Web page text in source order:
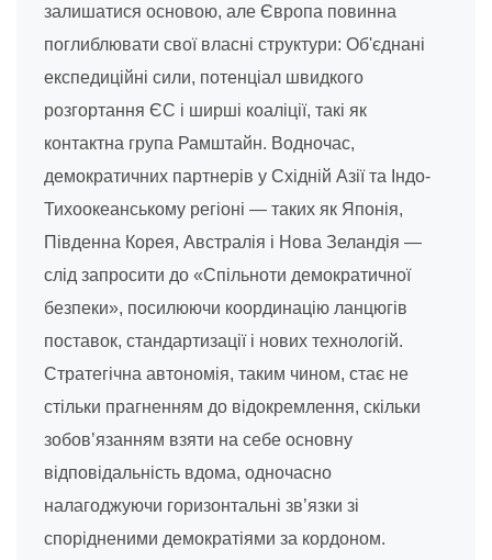
залишатися основою, але Європа повинна
поглиблювати свої власні структури: Об'єднані
експедиційні сили, потенціал швидкого
розгортання ЄС і ширші коаліції, такі як
контактна група Рамштайн. Водночас,
демократичних партнерів у Східній Азії та Індо-
Тихоокеанському регіоні — таких як Японія,
Південна Корея, Австралія і Нова Зеландія —
слід запросити до «Спільноти демократичної
безпеки», посилюючи координацію ланцюгів
поставок, стандартизації і нових технологій.
Стратегічна автономія, таким чином, стає не
стільки прагненням до відокремлення, скільки
зобов’язанням взяти на себе основну
відповідальність вдома, одночасно
налагоджуючи горизонтальні зв’язки зі
спорідненими демократіями за кордоном.